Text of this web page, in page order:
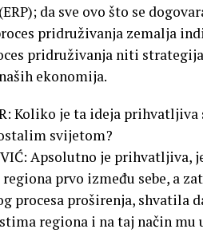
da sve ovo što se
pridruživanja zemalja
pridruživanja niti
ekonomija.
Koliko je ta ideja prihvatljiva
svijetom?
Apsolutno je prihvatljiva,
prvo između sebe, a
procesa proširenja,
regiona i na taj način